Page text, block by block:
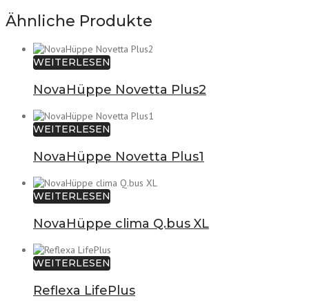
Ähnliche Produkte
WEITERLESEN
NovaHüppe Novetta Plus2
WEITERLESEN
NovaHüppe Novetta Plus1
WEITERLESEN
NovaHüppe clima Q.bus XL
WEITERLESEN
Reflexa LifePlus